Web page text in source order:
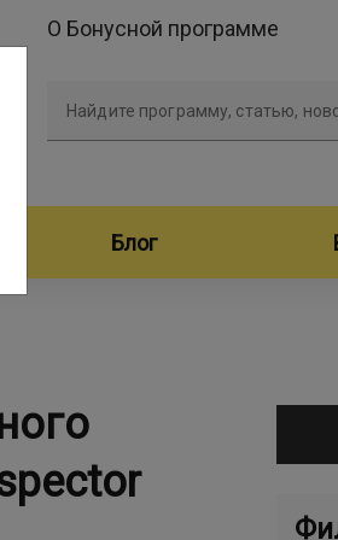
О Бонусной программе
Найдите программу, статью,
Блог